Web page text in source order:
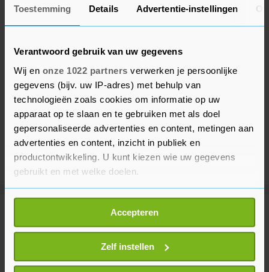
Toestemming Details Advertentie-instellingen
Verantwoord gebruik van uw gegevens
Wij en onze 1022 partners verwerken je persoonlijke
gegevens (bijv. uw IP-adres) met behulp van
technologieën zoals cookies om informatie op uw
apparaat op te slaan en te gebruiken met als doel
gepersonaliseerde advertenties en content, metingen aan
advertenties en content, inzicht in publiek en
productontwikkeling. U kunt kiezen wie uw gegevens
gebruikt en met welke doelen.
Als u het toestaat, willen we ook graag:
Informatie verzamelen over uw geografische
locatie, die tot een paar meter nauwkeurig kan zijn
Uw apparaat identificeren door het actief te
scannen op specifieke eigenschappen (fingerprinting)
Accepteren
Zelf instellen
Meer uit Buitenland
Spanje stelt grenscontroles in
voor reizigers uit Italië